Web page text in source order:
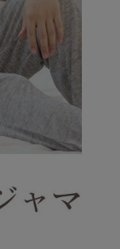
起毛/フランネル
カタログギフト